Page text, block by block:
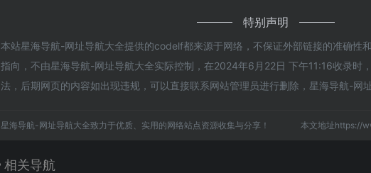
特别声明
本站星海导航-网址导航大全提供的codelf都来源于网络，不保证外部链接的准确性
指向，不由星海导航-网址导航大全实际控制，在2024年6月22日 下午11:16收录时
法，后期网页的内容如出现违规，可以直接联系网站管理员进行删除，星海导航-网
星海导航-网址导航大全致力于优质、实用的网络站点资源收集与分享！ 本文地址https://
相关导航